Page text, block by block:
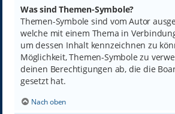
Was sind Themen-Symbole?
Themen-Symbole sind vom Autor
welche mit einem Thema in
um dessen Inhalt kennzeichnen zu
Möglichkeit, Themen-Symbole zu
deinen Berechtigungen ab, die die
gesetzt hat.
Nach oben